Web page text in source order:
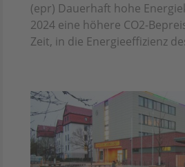
(epr) Dauerhaft hohe
2024 eine höhere CO2-
Zeit, in die Energieeffizienz